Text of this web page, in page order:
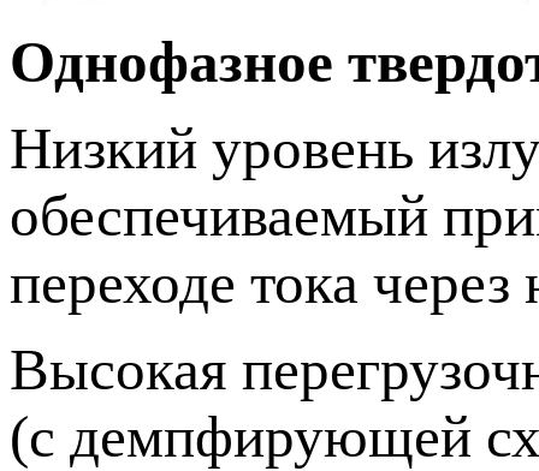
Однофазное
Низкий уровень
обеспечиваемый
переходе тока через
Высокая
(с демпфирующей